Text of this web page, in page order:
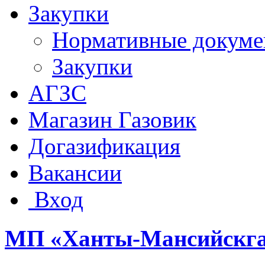
Закупки
Нормативные
Закупки
АГЗС
Магазин Газовик
Догазификация
Вакансии
Вход
МП «Ханты-